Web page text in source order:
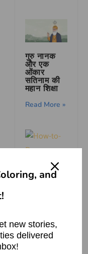
गुरु नानक
और एक
ओंकार
सतिनाम की
महान शिक्षा
Read More »
Read More »
and
new stories,
delivered